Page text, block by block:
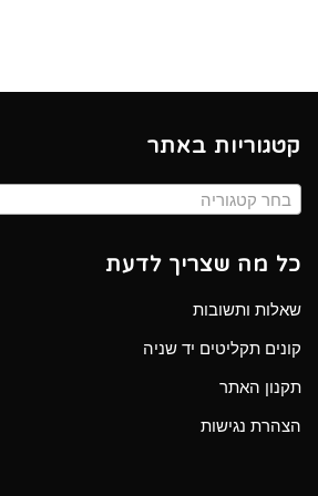
קטגוריות באתר
בחר קטגוריה
כל מה שצריך לדעת
שאלות ותשובות
קונים תקליטים יד שניה
תקנון האתר
הצהרת נגישות